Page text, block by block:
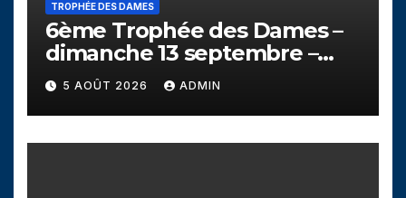
TROPHÉE DES DAMES
6ème Trophée des Dames –
dimanche 13 septembre –
Golf de Seyssins
5 AOÛT 2026 ADMIN